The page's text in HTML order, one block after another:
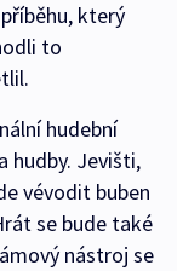
který
to
hudební
hudby. Jevišti,
vévodit buben
se bude také
nástroj se